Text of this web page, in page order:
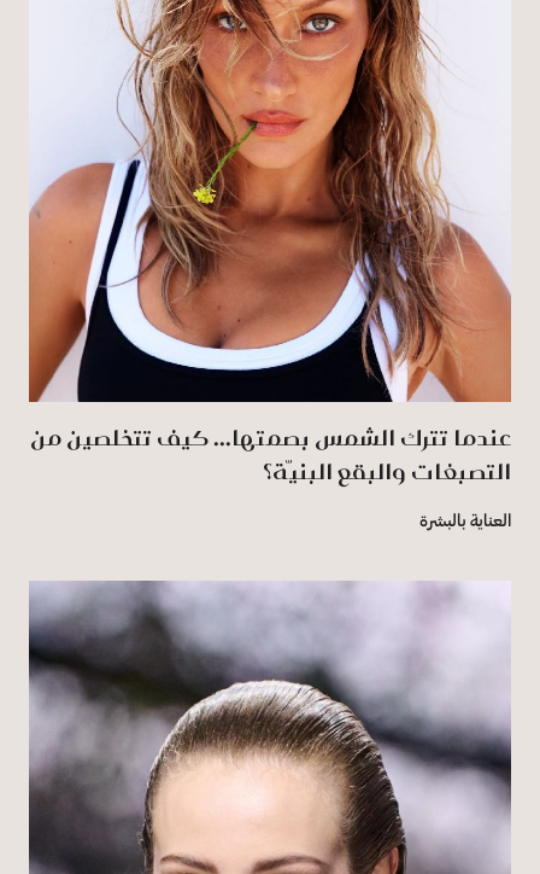
عندما تترك الشمس بصمتها... كيف تتخلصين من
التصبغات والبقع البنيّة؟
العناية بالبشرة